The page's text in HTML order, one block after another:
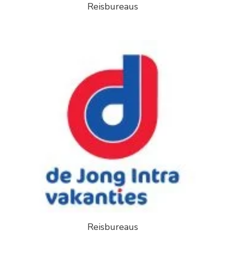
Reisbureaus
Reisbureaus